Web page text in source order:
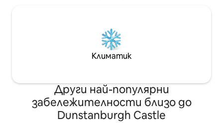
Климатик
Други най-популярни
забележителности близо до
Dunstanburgh Castle